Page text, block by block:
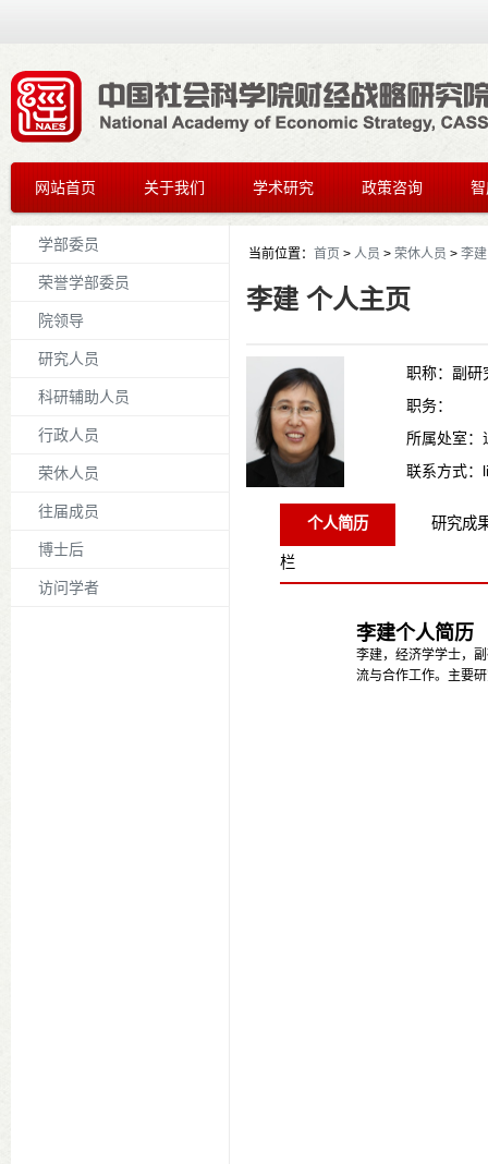
网站首页 关于我们 学术研究 政策咨询
学部委员
荣誉学部委员
院领导
研究人员
科研辅助人员
行政人员
荣休人员
往届成员
博士后
访问学者
当前位置： 首页 > 人员 > 荣休人员 > 李建
李建 个人主页
职称： 副研
职务：
所属处室：
联系方式：
个人简历 研究成
栏
李建个人简历
李建，经济学学士，
流与合作工作。主要